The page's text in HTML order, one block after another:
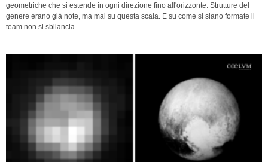
geometriche che si estende in ogni direzione fino all'orizzonte. Strutture del
genere erano già note, ma mai su questa scala. E su come si siano formate il
team non si sbilancia.